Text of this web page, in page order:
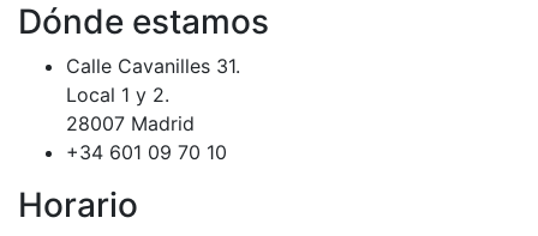
Dónde estamos
Calle Cavanilles 31.
Local 1 y 2.
28007 Madrid
+34 601 09 70 10
Horario